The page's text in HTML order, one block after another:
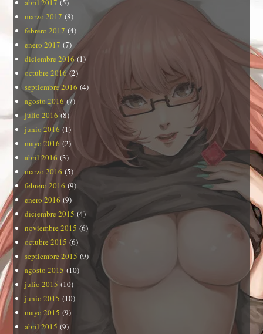
abril 2017 (5)
marzo 2017 (8)
febrero 2017 (4)
enero 2017 (7)
diciembre 2016(1)
octubre 2016(2)
septiembre 2016 (4)
agosto 2016 (7)
julio 2016 (8)
junio 2016 (1)
mayo 2016 (2)
abril 2016 (3)
marzo 2016 (5)
febrero 2016 (9)
enero 2016 (9)
diciembre 2015 (4)
noviembre 2015 (6)
octubre 2015 (6)
septiembre 2015 (9)
agosto 2015 (10)
julio 2015 (10)
junio 2015 (10)
mayo 2015 (9)
abril 2015 (9)